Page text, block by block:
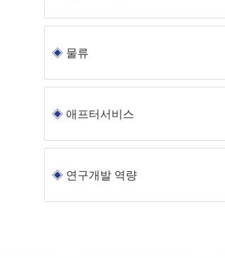
물류
애프터서비스
연구개발 역량